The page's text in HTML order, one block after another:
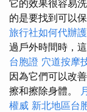
它的效果很容易
的是要找到可以
旅行社如何代辦
過戶外時間時，
台胞證 穴道按摩
因為它們可以改
擦和擦除身體。
權威 新北地區台